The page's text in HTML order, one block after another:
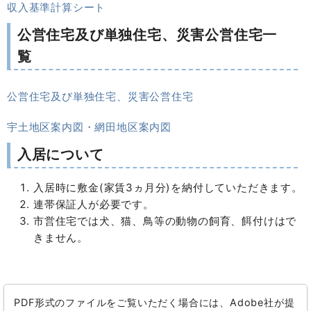
収入基準計算シート
公営住宅及び単独住宅、災害公営住宅一
覧
公営住宅及び単独住宅、災害公営住宅
宇土地区案内図・網田地区案内図
入居について
入居時に敷金(家賃3ヵ月分)を納付していただきます。
連帯保証人が必要です。
市営住宅では犬、猫、鳥等の動物の飼育、餌付けはで
きません。
PDF形式のファイルをご覧いただく場合には、Adobe社が提